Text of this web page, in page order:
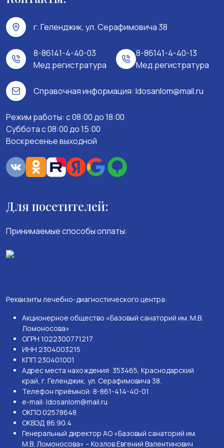
г. Геленджик, ул. Серафимовича 38
8-86141-4-40-03
Мед.регистратура
8-86141-4-40-13
Мед.регистратура
Справочная информация: ldosanlom@mail.ru
Режим работы: c 08:00 до 18:00
Суббота с 08:00 до 15:00
Воскресенье выходной
Для посетителей:
Принимаемые способы оплаты:
Реквизиты лечебно-диагностического центра:
Акционерное общество «Базовый санаторий им. М.В.
Ломоносова»
ОГРН 1022300771217
ИНН 2304003215
КПП 230401001
Адрес места нахождения: 353465, Краснодарский
край, г. Геленджик, ул. Серафимовича 38.
Телефон приёмной: 8-861-414-40-01
e-mail: ldosanlom@mail.ru
ОКПО 02578648
ОКВЭД 86.90.4
Генеральный директор АО «Базовый санаторий им.
М.В. Ломоносова» – Козлов Евгений Валентинович